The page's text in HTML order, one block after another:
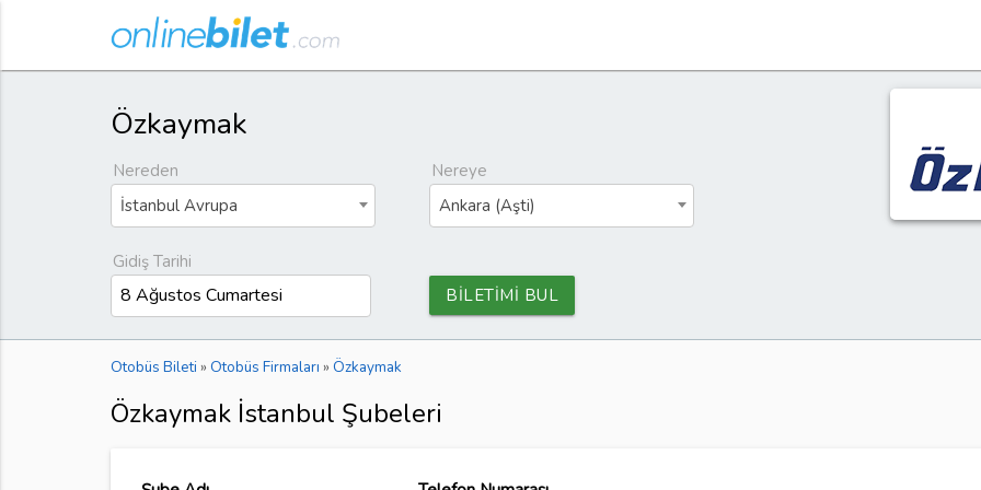
Özkaymak
Nereden
İstanbul Avrupa
Nereye
Ankara (Aşti)
Gidiş Tarihi
BİLETİMİ BUL
Otobüs Bileti » Otobüs Firmaları » Özkaymak
Özkaymak İstanbul Şubeleri